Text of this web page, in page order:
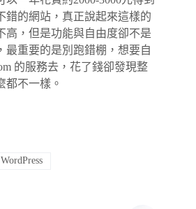
錯的網站，真正說起來這樣的
高，但是功能與自由度卻不是
最重要的是別跑錯棚，想要自
的服務去，花了錢卻發現整
都不一樣。
WordPress